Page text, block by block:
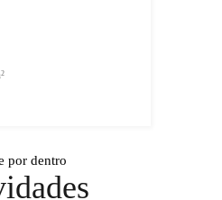
por dentro